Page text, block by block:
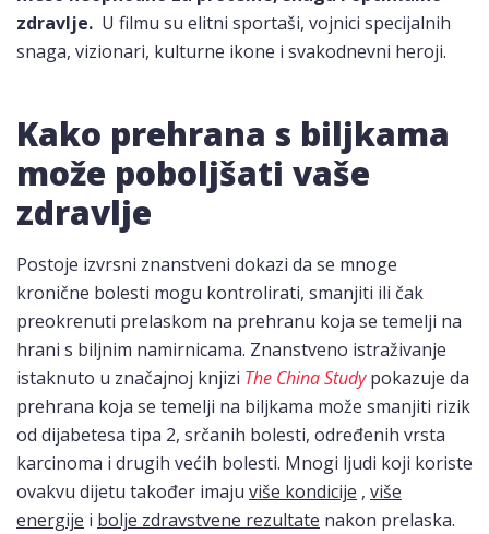
zdravlje. U filmu su elitni sportaši, vojnici specijalnih
snaga, vizionari, kulturne ikone i svakodnevni heroji.
Kako prehrana s biljkama
može poboljšati vaše
zdravlje
Postoje izvrsni znanstveni dokazi da se mnoge
kronične bolesti mogu kontrolirati, smanjiti ili čak
preokrenuti prelaskom na prehranu koja se temelji na
hrani s biljnim namirnicama. Znanstveno istraživanje
istaknuto u značajnoj knjizi The China Studypokazuje da
prehrana koja se temelji na biljkama može smanjiti rizik
od dijabetesa tipa 2, srčanih bolesti, određenih vrsta
karcinoma i drugih većih bolesti. Mnogi ljudi koji koriste
ovakvu dijetu također imaju više kondicije , više
energije i bolje zdravstvene rezultate nakon prelaska.